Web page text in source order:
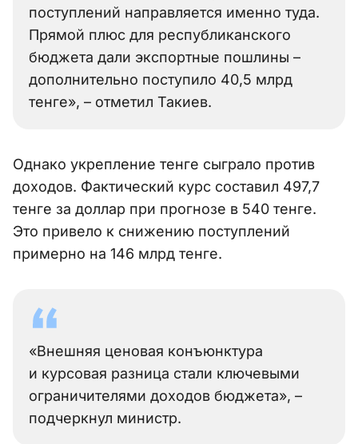
поступлений направляется именно туда.
Прямой плюс для республиканского
бюджета дали экспортные пошлины –
дополнительно поступило 40,5 млрд
тенге», – отметил Такиев.
Однако укрепление тенге сыграло против
доходов. Фактический курс составил 497,7
тенге за доллар при прогнозе в 540 тенге.
Это привело к снижению поступлений
примерно на 146 млрд тенге.
«Внешняя ценовая конъюнктура
и курсовая разница стали ключевыми
ограничителями доходов бюджета», –
подчеркнул министр.